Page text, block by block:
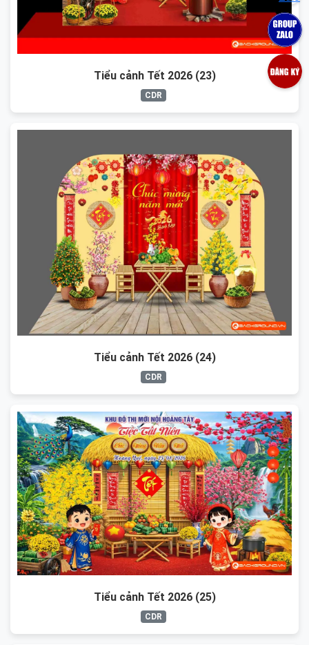
Tiểu cảnh Tết 2026 (23)
CDR
Tiểu cảnh Tết 2026 (24)
CDR
Tiểu cảnh Tết 2026 (25)
CDR